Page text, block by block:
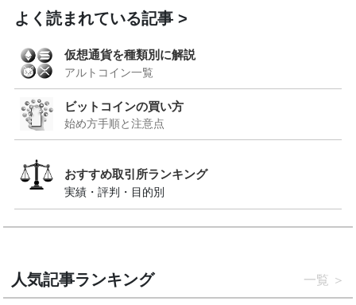
よく読まれている記事
仮想通貨を種類別に解説
アルトコイン一覧
ビットコインの買い方
始め方手順と注意点
おすすめ取引所ランキング
実績・評判・目的別
人気記事ランキング 一覧